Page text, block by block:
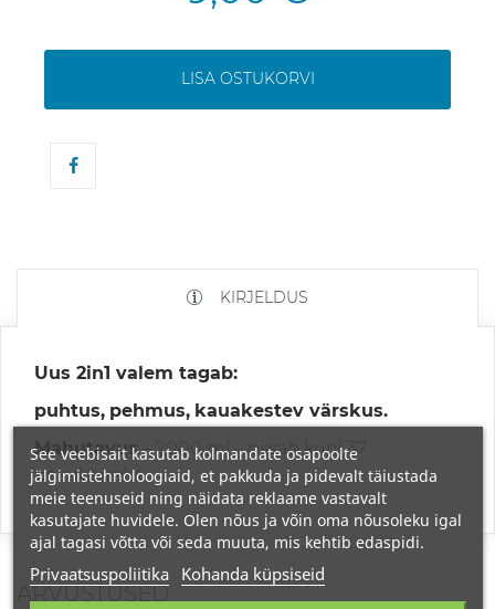
LISA OSTUKORVI
KIRJELDUS
Uus 2in1 valem tagab:
puhtus, pehmus, kauakestev värskus.
Mahutavus– 2000 ml – piisab kuni 37
pesukorraks
ARVUSTUSED
See veebisait kasutab kolmandate osapoolte
jälgimistehnoloogiaid, et pakkuda ja pidevalt täiustada
meie teenuseid ning näidata reklaame vastavalt
kasutajate huvidele. Olen nõus ja võin oma nõusoleku igal
ajal tagasi võtta või seda muuta, mis kehtib edaspidi.
Privaatsuspoliitika Kohanda küpsiseid